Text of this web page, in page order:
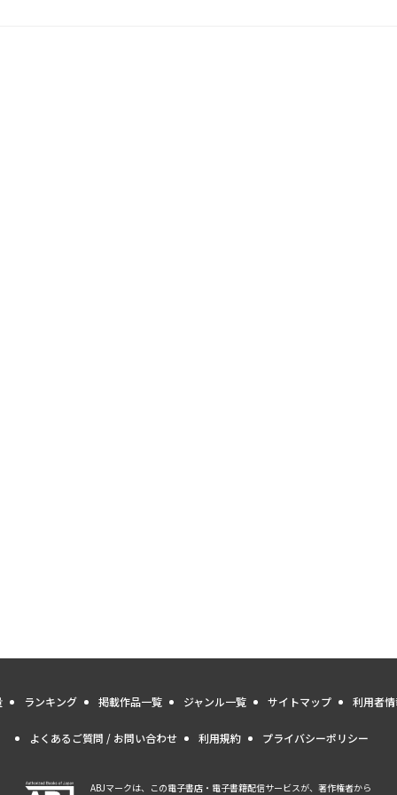
ランキング 掲載作品一覧 ジャンル一覧 サイトマップ 利用者
よくあるご質問 / お問い合わせ 利用規約 プライバシーポリシー
ABJマークは、この電子書店・電子書籍配信サービスが、著作権者から